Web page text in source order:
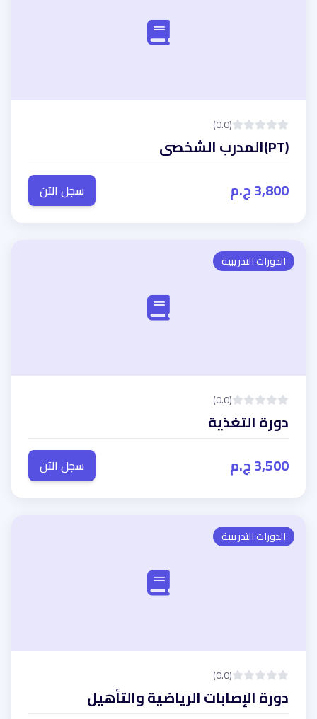
(0.0)
(PT)المدرب الشخصى
3,800 ج.م
سجل الآن
الدورات التدريبية
(0.0)
دورة التغذية
3,500 ج.م
سجل الآن
الدورات التدريبية
(0.0)
دورة الإصابات الرياضية والتأهيل